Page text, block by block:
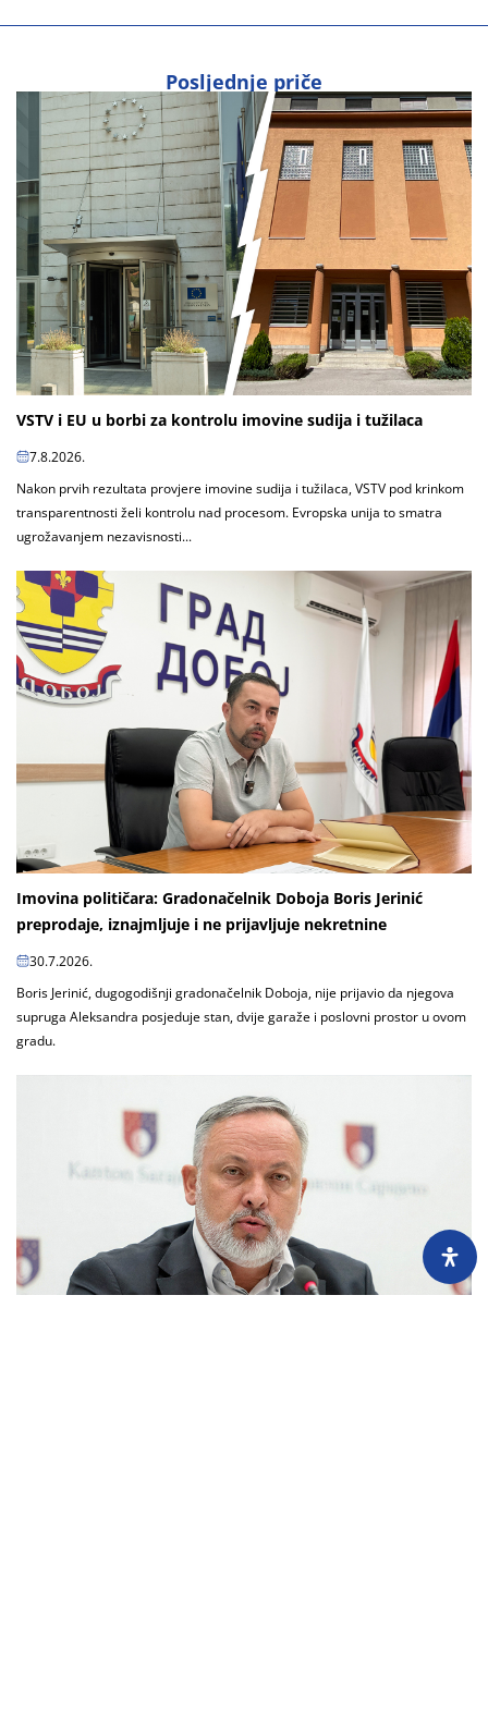
Posljednje priče
VSTV i EU u borbi za kontrolu imovine sudija i tužilaca
7.8.2026.
Nakon prvih rezultata provjere imovine sudija i tužilaca, VSTV pod krinkom
transparentnosti želi kontrolu nad procesom. Evropska unija to smatra
ugrožavanjem nezavisnosti...
Imovina političara: Gradonačelnik Doboja Boris Jerinić
preprodaje, iznajmljuje i ne prijavljuje nekretnine
30.7.2026.
Boris Jerinić, dugogodišnji gradonačelnik Doboja, nije prijavio da njegova
supruga Aleksandra posjeduje stan, dvije garaže i poslovni prostor u ovom
gradu.